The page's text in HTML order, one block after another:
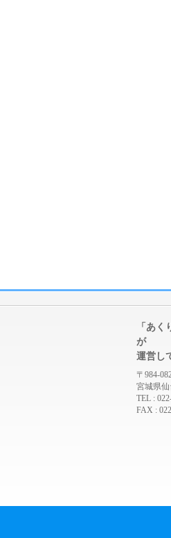
「あ
が
運営し
〒984-
宮城県
TEL :
FAX :